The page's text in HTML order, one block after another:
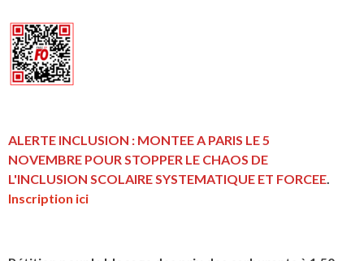
ALERTE INCLUSION : MONTEE A PARIS LE 5
NOVEMBRE POUR STOPPER LE CHAOS DE
L'INCLUSION SCOLAIRE SYSTEMATIQUE ET FORCEE
Inscription ici